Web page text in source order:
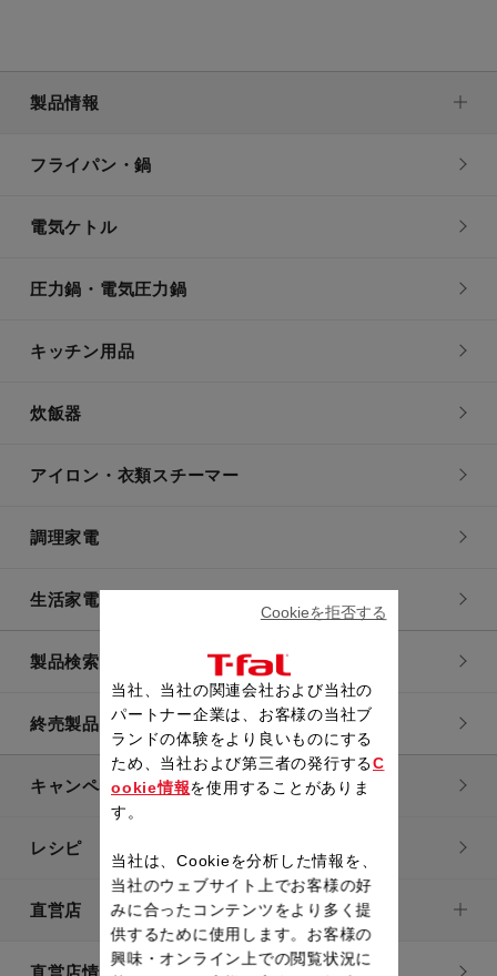
製品情報
フライパン・鍋
電気ケトル
圧力鍋・電気圧力鍋
キッチン用品
炊飯器
アイロン・衣類スチーマー
調理家電
生活家電
製品検索一覧
終売製品一覧
キャンペーン・特集
レシピ
直営店
直営店情報
当社、当社の関連会社および当社の
パートナー企業は、お客様の当社ブ
ランドの体験をより良いものにする
ため、当社および第三者の発行するC
ookie情報を使用することがありま
す。
当社は、Cookieを分析した情報を、
当社のウェブサイト上でお客様の好
みに合ったコンテンツをより多く提
供するために使用します。お客様の
興味・オンライン上での閲覧状況に
Cookieを拒否する